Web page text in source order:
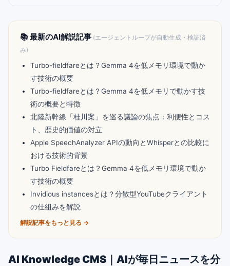
📚 最新のAI解説記事 (エージェントループが自動生成・検証済
み)
Turbo-fieldfareとは？Gemma 4を低メモリ環境で動か
す技術の概要
Turbo-fieldfareとは？Gemma 4を低メモリで動かす技
術の概要と特徴
北陸新幹線「桂川案」を巡る議論の焦点：利便性とコス
ト、歴史的価値の対立
Apple SpeechAnalyzer APIの動向とWhisperとの比較に
おける技術的背景
Turbo Fieldfareとは？Gemma 4を低メモリ環境で動か
す技術の概要
Invidious instancesとは？分散型YouTubeクライアント
の仕組みを解説
解説記事をもっと見る →
AI Knowledge CMS｜AIが毎日ニュースを分